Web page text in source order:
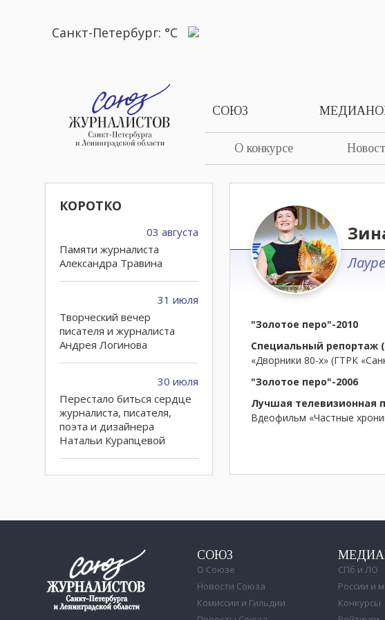
Санкт-Петербург: °C
СОЮЗ
О конкурсе
КОРОТКО
03 августа
Памяти журналиста
Александра Травина
31 июля
Творческий вечер
писателя и журналиста
Андрея Логинова
30 июля
Перестало биться сердце
журналиста, писателя,
поэта и дизайнера
Натальи Курапцевой
25 июля
июля на Смоленском
21 июля
Конкурс на получение
грантов для городских
"Золотое перо"-2010
Специальный репортаж
«Дворники 80-х» (ГТРК
"Золотое перо"-2006
Лучшая телевизионная
Вдеофильм «Частные
СОЮЗ
О Союзе
Новости Союза
Комиссии и Гильдии
СПб и ЛО
России и
Конкурсы